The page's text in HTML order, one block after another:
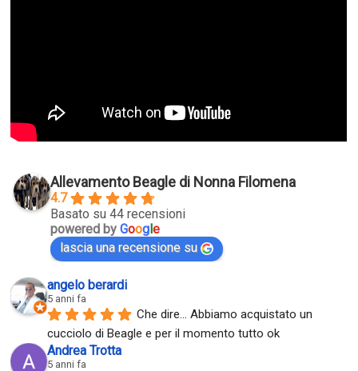
Allevamento Beagle di Nonna Filomena
4.7
Basato su 44 recensioni
powered byGoogle
lascia una recensione su
angelo berardi
5 anni fa
Che dire... Abbiamo acquistato un
cucciolo di Beagle e per il momento tutto ok
Andrea Trotta
5 anni fa